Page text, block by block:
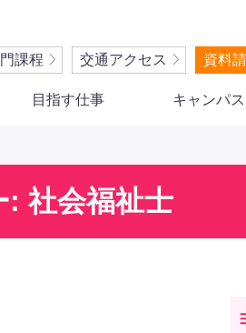
課程 交通アクセス 資料
目指す仕事 キャンパ
: 社会福祉士